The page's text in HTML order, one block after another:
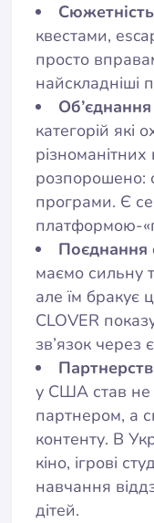
Сюжетність
квестами,
просто
найскладніші
категорій які
розпорошено:
програми. Є
платформою-
Поєднання
маємо сильну
але їм бракує
CLOVER
зв’язок через
у США став не
партнером, а
контенту. В
кіно, ігрові
навчання
дітей.